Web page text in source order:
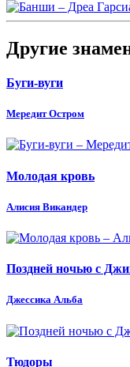
Другие
Буги-вуги
Мередит Остром
Молодая кровь
Алисия Викандер
Поздней ночью с
Джессика Альба
Тюдоры